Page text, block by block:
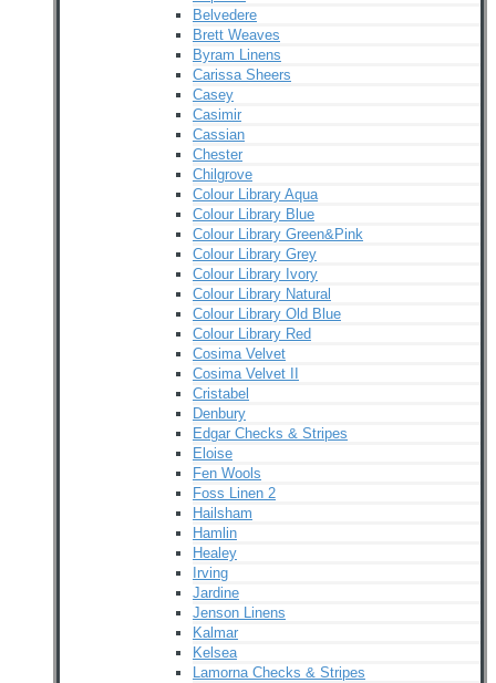
Belvedere
Brett Weaves
Byram Linens
Carissa Sheers
Casey
Casimir
Cassian
Chester
Chilgrove
Colour Library Aqua
Colour Library Blue
Colour Library Green&Pink
Colour Library Grey
Colour Library Ivory
Colour Library Natural
Colour Library Old Blue
Colour Library Red
Cosima Velvet
Cosima Velvet II
Cristabel
Denbury
Edgar Checks & Stripes
Eloise
Fen Wools
Foss Linen 2
Hailsham
Hamlin
Healey
Irving
Jardine
Jenson Linens
Kalmar
Kelsea
Lamorna Checks & Stripes